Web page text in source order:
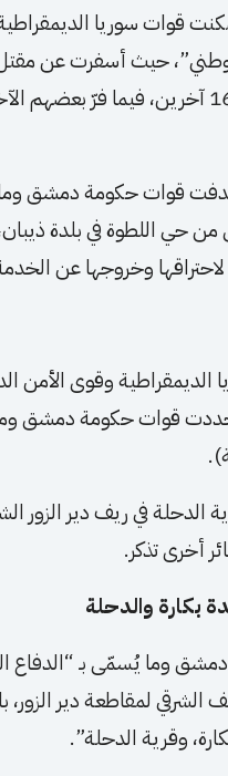
لما يقارب 4 ساعات، تمكنت قوات
منهم بيد قوات سوريا الديمقراطية، وإصابة 16
قوات حكومة دمشق
من حي اللطوة في بلدة
وقوى الأمن
قوات حكومة دمشق وما
في ريف دير الزور
أخرى تذكر.
بكارة والدحلة
وما يُسمّى بـ “الدفاع
الشرقي لمقاطعة دير
وقرية الدحلة”.